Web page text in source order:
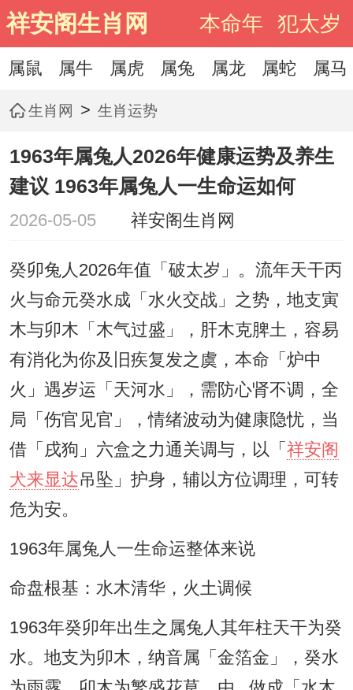
祥安阁生肖网 本命年 犯太岁
属鼠 属牛 属虎 属兔 属龙 属蛇 属马
生肖网 > 生肖运势
1963年属兔人2026年健康运势及养生
建议 1963年属兔人一生命运如何
2026-05-05 祥安阁生肖网
癸卯兔人2026年值「破太岁」。流年天干丙
火与命元癸水成「水火交战」之势，地支寅
木与卯木「木气过盛」，肝木克脾土，容易
有消化为你及旧疾复发之虞，本命「炉中
火」遇岁运「天河水」，需防心肾不调，全
局「伤官见官」，情绪波动为健康隐忧，当
借「戌狗」六盒之力通关调与，以「 祥安阁
犬来显达吊坠」护身，辅以方位调理，可转
危为安。
1963年属兔人一生命运整体来说
命盘根基：水木清华，火土调候
1963年癸卯年出生之属兔人其年柱天干为癸
水。地支为卯木，纳音属「金箔金」，癸水